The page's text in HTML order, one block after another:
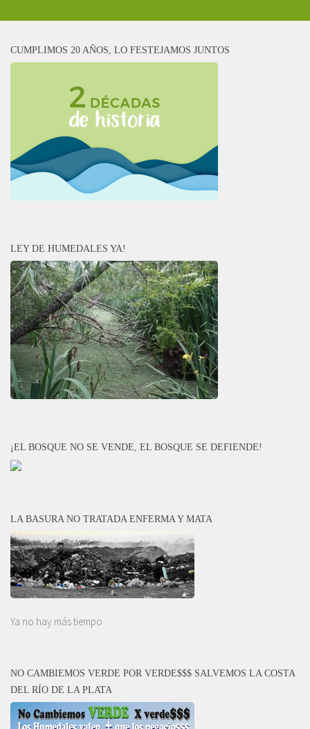
CUMPLIMOS 20 AÑOS, LO FESTEJAMOS JUNTOS
LEY DE HUMEDALES YA!
¡EL BOSQUE NO SE VENDE, EL BOSQUE SE DEFIENDE!
LA BASURA NO TRATADA ENFERMA Y MATA
Ya no hay más tiempo
NO CAMBIEMOS VERDE POR VERDE$$$ SALVEMOS LA COSTA
DEL RÍO DE LA PLATA